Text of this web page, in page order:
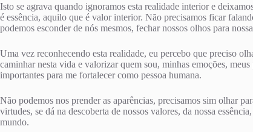
Isto se agrava quando ignoramos esta realidade interior e
é essência, aquilo que é valor interior. Não precisamos ficar
podemos esconder de nós mesmos, fechar nossos olhos para
Uma vez reconhecendo esta realidade, eu percebo que preciso
caminhar nesta vida e valorizar quem sou, minhas emoções,
importantes para me fortalecer como pessoa humana.
Não podemos nos prender as aparências, precisamos sim olhar
virtudes, se dá na descoberta de nossos valores, da nossa
mundo.